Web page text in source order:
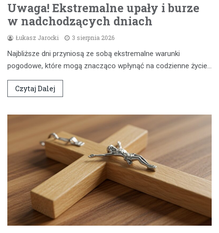
Uwaga! Ekstremalne upały i burze
w nadchodzących dniach
Łukasz Jarocki 3 sierpnia 2026
Najbliższe dni przyniosą ze sobą ekstremalne warunki
pogodowe, które mogą znacząco wpłynąć na codzienne życie…
Czytaj Dalej